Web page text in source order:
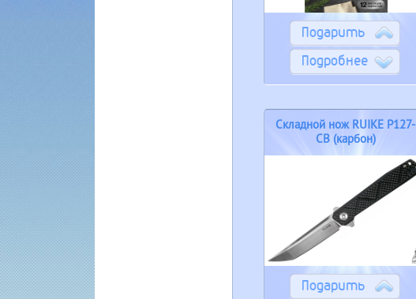
Подарить
Подробнее
Складной нож RUIKE P127-
CB (карбон)
Подарить